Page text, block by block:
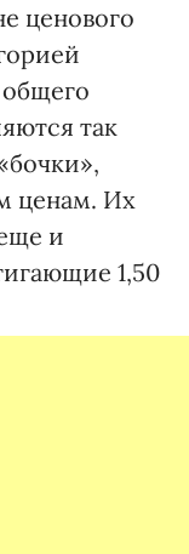
ценового
так
ценам. Их
и
1,50